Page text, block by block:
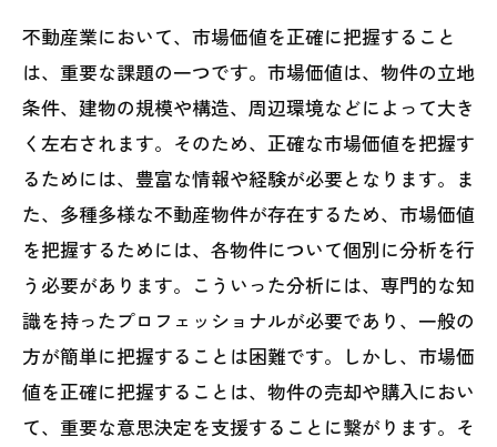
不動産業において、市場価値を正確に把握すること
は、重要な課題の一つです。市場価値は、物件の立地
条件、建物の規模や構造、周辺環境などによって大き
く左右されます。そのため、正確な市場価値を把握す
るためには、豊富な情報や経験が必要となります。ま
た、多種多様な不動産物件が存在するため、市場価値
を把握するためには、各物件について個別に分析を行
う必要があります。こういった分析には、専門的な知
識を持ったプロフェッショナルが必要であり、一般の
方が簡単に把握することは困難です。しかし、市場価
値を正確に把握することは、物件の売却や購入におい
て、重要な意思決定を支援することに繋がります。そ